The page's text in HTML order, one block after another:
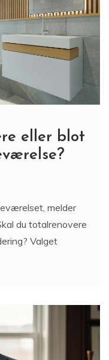
eller blot
melder
du totalrenovere
Valget